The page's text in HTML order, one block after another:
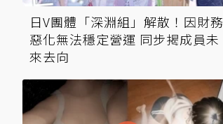
日V團體「深淵組」解散！因財務
惡化無法穩定營運 同步揭成員未
來去向